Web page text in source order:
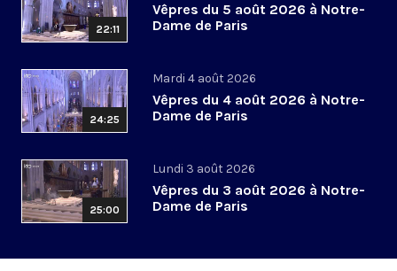
22:11
Vêpres du 5 août 2026 à Notre-
Dame de Paris
24:25
Mardi 4 août 2026
Vêpres du 4 août 2026 à Notre-
Dame de Paris
25:00
Lundi 3 août 2026
Vêpres du 3 août 2026 à Notre-
Dame de Paris